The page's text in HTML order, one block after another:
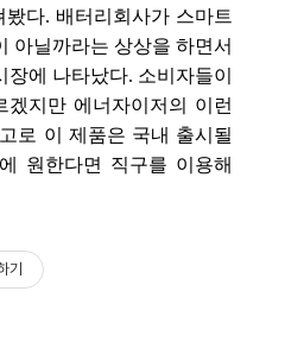
다. 배터리회사가 스마트
아닐까라는 상상을 하면서
에 나타났다. 소비자들이
겠지만 에너자이저의 이런
로 이 제품은 국내 출시될
원한다면 직구를 이용해
기